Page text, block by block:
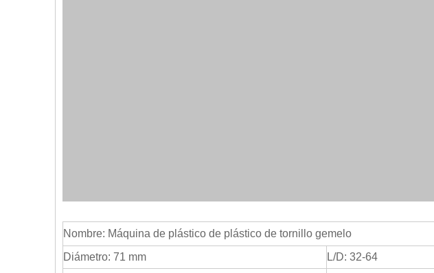
Nombre: Máquina de plástico de plástico de tornillo gemelo
Diámetro: 71 mm
L/D: 32-64